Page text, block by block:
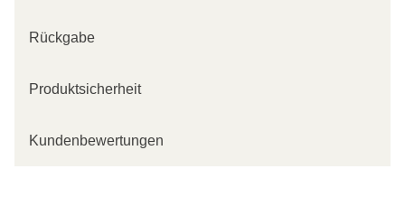
Rückgabe
Produktsicherheit
Kundenbewertungen